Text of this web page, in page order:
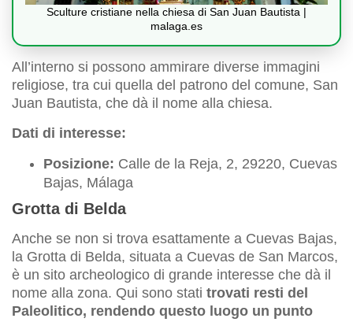
Sculture cristiane nella chiesa di San Juan Bautista |
malaga.es
All’interno si possono ammirare diverse immagini
religiose, tra cui quella del patrono del comune, San
Juan Bautista, che dà il nome alla chiesa.
Dati di interesse:
Posizione: Calle de la Reja, 2, 29220, Cuevas
Bajas, Málaga
Grotta di Belda
Anche se non si trova esattamente a Cuevas Bajas,
la Grotta di Belda, situata a Cuevas de San Marcos,
è un sito archeologico di grande interesse che dà il
nome alla zona. Qui sono stati trovati resti del
Paleolitico, rendendo questo luogo un punto